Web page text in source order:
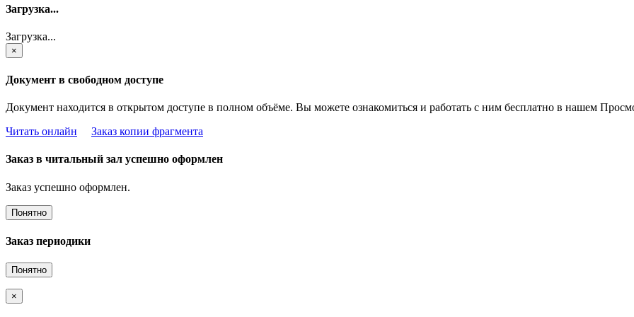
Загрузка...
Загрузка...
×
Документ в свободном доступе
Документ находится в открытом доступе в полном объёме. Вы можете ознакомиться и работать с ним бесплатно в нашем
Читать онлайн
Заказ копии фрагмента
Заказ в читальный зал успешно оформлен
Заказ успешно оформлен.
Понятно
Заказ периодики
Понятно
×